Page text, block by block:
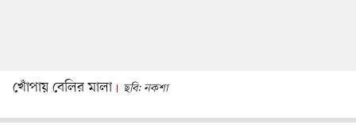
খোঁপায় বেলির মালা ছবি: নকশা